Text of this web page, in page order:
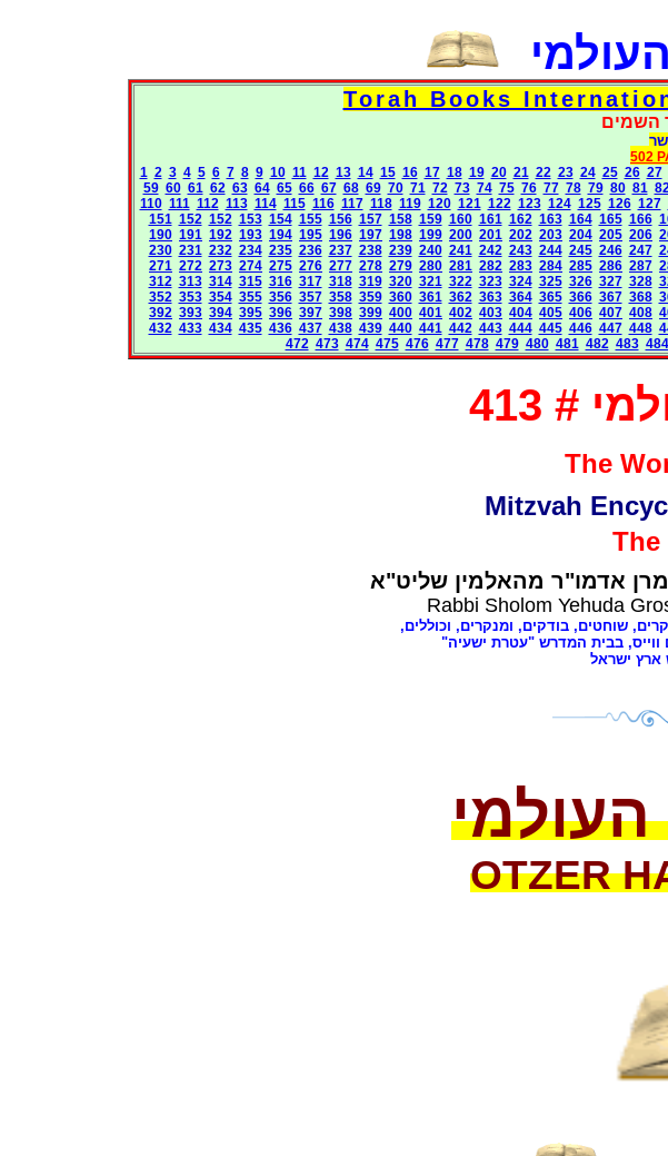
השמים
502
1 2 3 4 5 6 7 8 9 10 11 12 13 14 15 16 17 18 19 20 21 22 23 24 25 26 27
59 60 61 62 63 64 65 66 67 68 69 70 71 72 73 74 75 76 77 78 79 80 81
110 111 112 113 114 115 116 117 118 119 120 121 122 123 124 125 126 127
151 152 152 153 154 155 156 157 158 159 160 161 162 163 164 165 166
190 191 192 193 194 195 196 197 198 199 200 201 202 203 204 205 206
230 231 232 234 235 236 237 238 239 240 241 242 243 244 245 246 247
271 272 273 274 275 276 277 278 279 280 281 282 283 284 285 286 287
312 313 314 315 316 317 318 319 320 321 322 323 324 325 326 327 328
352 353 354 355 356 357 358 359 360 361 362 363 364 365 366 367 368
392 393 394 395 396 397 398 399 400 401 402 403 404 405 406 407 408
432 433 434 435 436 437 438 439 440 441 442 443 444 445 446 447 448
472 473 474 475 476 477 478 479 480 481 482 483 484
# 413
The
The
אדמו"ר מהאלמין שליט"א
Rabbi Sholom Yehuda
שוחטים, בודקים, ומנקרים, וכוללים,
בבית המדרש "עטרת ישעיה"
ישראל
OTZER